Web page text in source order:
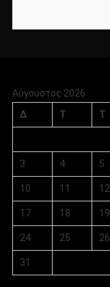
Αύγουστος 2026
Δ
Τ Τ
3 4 5
10 11 12
17 18 19
24 25 26
31